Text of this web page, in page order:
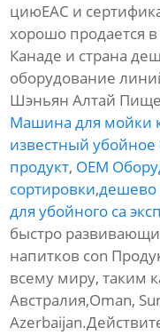
циюЕАС и
хорошо продается
Канаде и страна
оборудование
Шэньян Алтай
Машина для мойки
известный убойное
продукт, OEM
сортировки,дешево
для убойного са
быстро
напитков con
всему миру, таким
Австралия,Oman,